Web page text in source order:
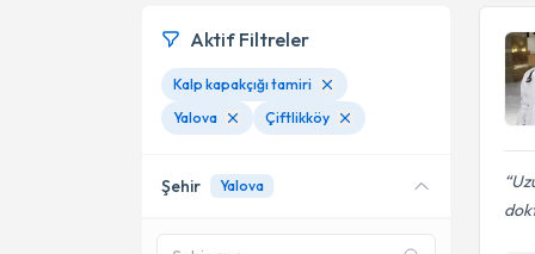
Aktif Filtreler
Kalp kapakçığı tamiri
Yalova
Çiftlikköy
Şehir Yalova